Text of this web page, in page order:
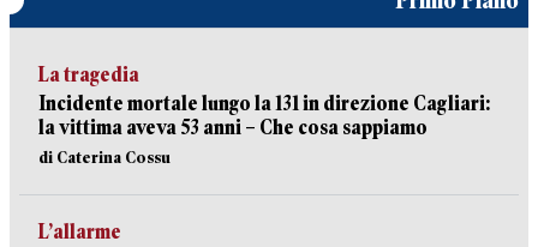
La tragedia
Incidente mortale lungo la 131 in direzione Cagliari:
la vittima aveva 53 anni – Che cosa sappiamo
di Caterina Cossu
L’allarme